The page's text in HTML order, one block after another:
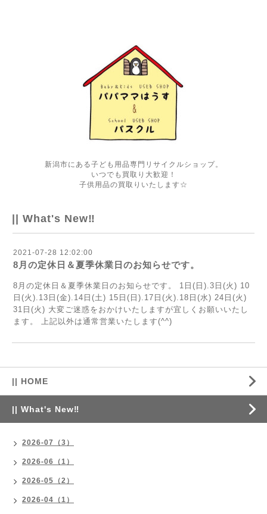
新潟市にある子ども用品専門リサイクルショップ。
いつでも買取り大歓迎！
子供用品の買取りいたします☆
|| What's New‼
2021-07-28 12:02:00
8月の定休日＆夏季休業日のお知らせです。
8月の定休日＆夏季休業日のお知らせです。 1日(日).3日(火) 10
日(火).13日(金).14日(土) 15日(日).17日(火).18日(水) 24日(火)
31日(火) 大変ご迷惑をおかけいたしますが宜しくお願いいたし
ます。 上記以外は通常営業いたします(^^)
|| HOME
|| What's New‼
2026-07（3）
2026-06（1）
2026-05（2）
2026-04（1）